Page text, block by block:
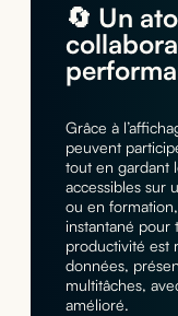
🔄 Un
Grâce à
peuvent
tout en gardant
accessibles sur
ou en
instantané pour
productivité est
données,
multitâches,
amélioré.